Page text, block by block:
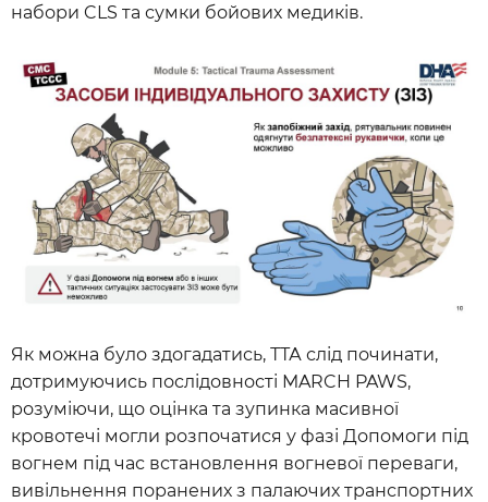
набори CLS та сумки бойових медиків.
Як можна було здогадатись, ТТА слід починати,
дотримуючись послідовності MARCH PAWS,
розуміючи, що оцінка та зупинка масивної
кровотечі могли розпочатися у фазі Допомоги під
вогнем під час встановлення вогневої переваги,
вивільнення поранених з палаючих транспортних